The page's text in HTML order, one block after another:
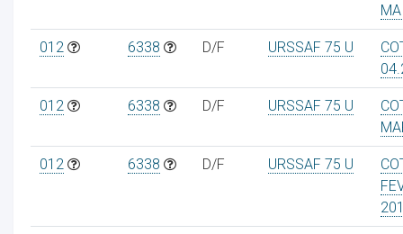
012 6338 D/F URSSAF 75 U
012 6338 D/F URSSAF 75 U
012 6338 D/F URSSAF 75 U